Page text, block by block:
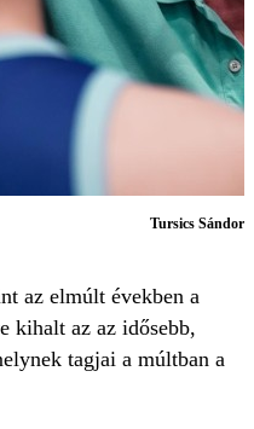
Tursics Sándor
az elmúlt években a
kihalt az az idősebb,
tagjai a múltban a